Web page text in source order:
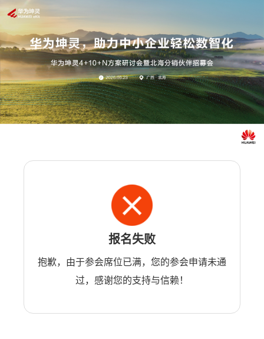
报名失败
抱歉，由于参会席位已满，您的参会申请未通
过，感谢您的支持与信赖！